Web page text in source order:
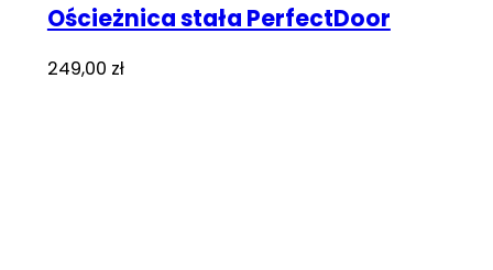
Ościeżnica stała PerfectDoor
249,00 zł